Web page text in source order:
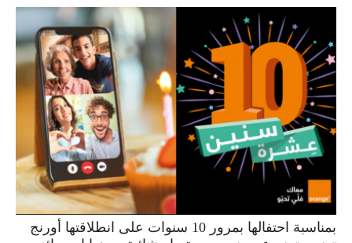
بمناسبة احتفالها بمرور 10 سنوات على انطلاقتها أورنج